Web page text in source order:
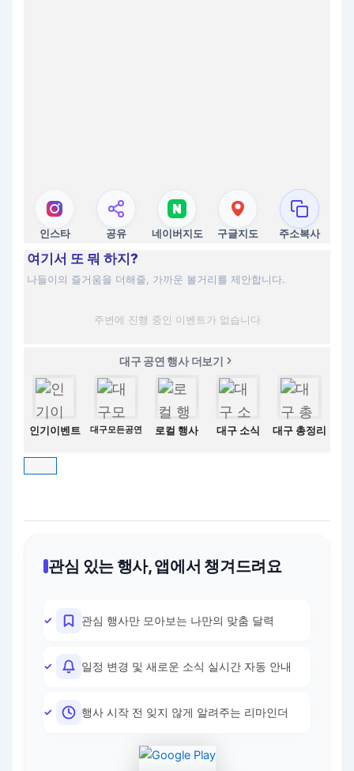
인스타 공유 네이버지도 구글지도 주소복사
여기서 또 뭐 하지?
나들이의 즐거움을 더해줄, 가까운 볼거리를 제안합니다.
주변에 진행 중인 이벤트가 없습니다
대구 공연 행사 더보기
인기이벤트 대구모든공연 로컬 행사 대구 소식 대구 총정리
관심 있는 행사, 앱에서 챙겨드려요
관심 행사만 모아보는 나만의 맞춤 달력
일정 변경 및 새로운 소식 실시간 자동 안내
행사 시작 전 잊지 않게 알려주는 리마인더